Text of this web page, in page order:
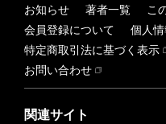
お知らせ 著者一覧
こ
会員登録について
個人
特定商取引法に基づく表示
お問い合わせ
関連サイト